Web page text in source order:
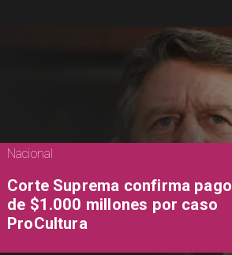
Nacional
Corte Suprema confirma pago
de $1.000 millones por caso
ProCultura